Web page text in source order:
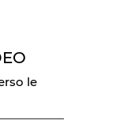
le